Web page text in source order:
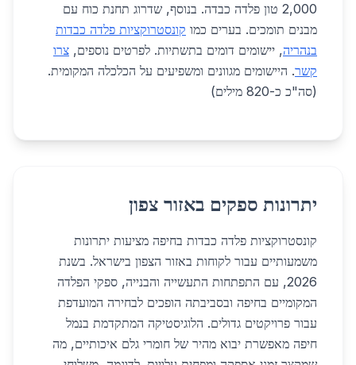
2,000 טון פלדה כבדה. בנוסף, שדרוג תחנת כוח עם
מבנים תומכים. בערים כמו קונסטרוקציות פלדה כבדות
בנהריה, יישומים דומים בתשתיות. לפרטים נוספים, צרו
קשר. היישומים מגוונים ומשפיעים על הכלכלה המקומית.
(סה"כ כ-820 מילים)
יתרונות ספקים באזור צפון
קונסטרוקציות פלדה כבדות בחיפה מציעות יתרונות
משמעותיים עבור לקוחות באזור הצפון בישראל. בשנת
2026, עם התפתחות התעשייה והבנייה, ספקי הפלדה
המקומיים בחיפה ובסביבתה הופכים לבחירה המועדפת
עבור פרויקטים גדולים. הלוגיסטיקה המתקדמת בנמל
חיפה מאפשרת יבוא מהיר של חומרי גלם איכותיים, מה